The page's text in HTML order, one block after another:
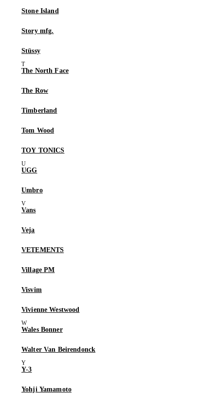
Stone Island
Story mfg.
Stüssy
The North Face
The Row
Timberland
Tom Wood
TOY TONICS
UGG
Umbro
Vans
Veja
VETEMENTS
Village PM
Visvim
Vivienne Westwood
Wales Bonner
Walter Van Beirendonck
Y-3
Yohji Yamamoto